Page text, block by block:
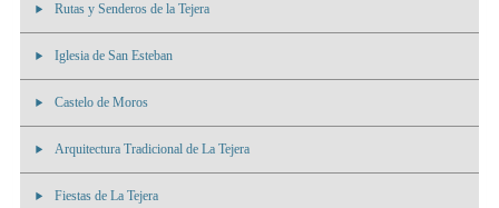
Rutas y Senderos de la Tejera
Iglesia de San Esteban
Castelo de Moros
Arquitectura Tradicional de La Tejera
Fiestas de La Tejera